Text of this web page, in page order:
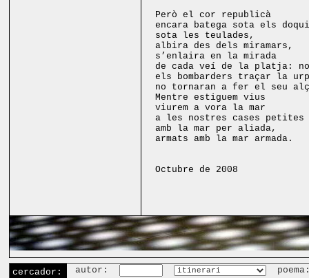
Però el cor republicà
encara batega sota els
sota les teulades,
albira des dels miramars,
s’enlaira en la mirada
de cada veí de la platja: no
els bombarders traçar la
no tornaran a fer el seu
Mentre estiguem vius
viurem a vora la mar
a les nostres cases petites
amb la mar per aliada,
armats amb la mar armada.
Octubre de 2008
cercador: autor: